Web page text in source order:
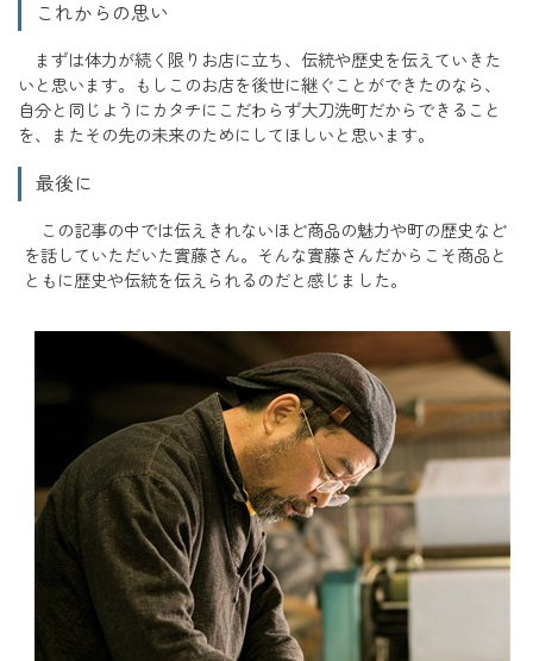
これからの思い
まずは体力が続く限りお店に立ち、伝統や歴史を伝えていきた
いと思います。もしこのお店を後世に継ぐことができたのなら、
自分と同じようにカタチにこだわらず大刀洗町だからできること
を、またその先の未来のためにしてほしいと思います。
最後に
この記事の中では伝えきれないほど商品の魅力や町の歴史など
を話していただいた實藤さん。そんな實藤さんだからこそ商品と
ともに歴史や伝統を伝えられるのだと感じました。